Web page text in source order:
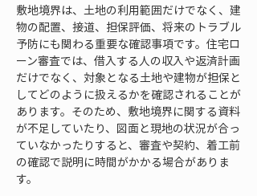
敷地境界は、土地の利用範囲だけでなく、建
物の配置、接道、担保評価、将来のトラブル
予防にも関わる重要な確認事項です。住宅ロ
ーン審査では、借入する人の収入や返済計画
だけでなく、対象となる土地や建物が担保と
してどのように扱えるかを確認されることが
あります。そのため、敷地境界に関する資料
が不足していたり、図面と現地の状況が合っ
ていなかったりすると、審査や契約、着工前
の確認で説明に時間がかかる場合がありま
す。